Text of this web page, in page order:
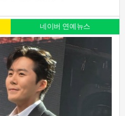
네이버 연예뉴스